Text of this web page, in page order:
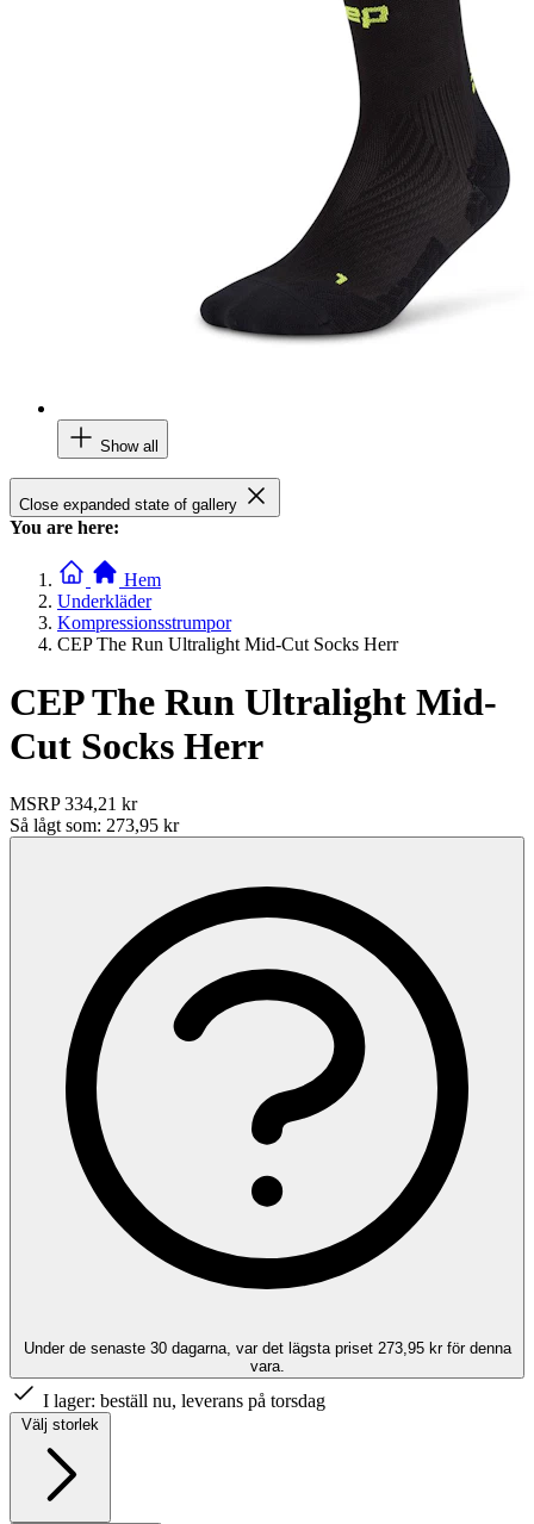
Show all
Close expanded state of gallery
You are here:
Hem
Underkläder
Kompressionsstrumpor
CEP The Run Ultralight Mid-Cut Socks Herr
CEP The Run Ultralight Mid-
Cut Socks Herr
MSRP 334,21 kr
Så lågt som: 273,95 kr
Under de senaste 30 dagarna, var det lägsta priset 273,95 kr för denna
vara.
I lager: beställ nu, leverans på torsdag
Välj storlek